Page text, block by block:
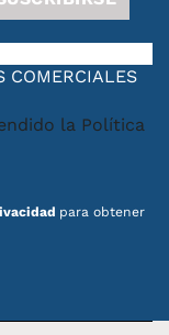
COMERCIALES
la Política
para obtener